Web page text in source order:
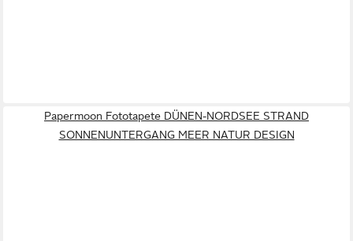
Papermoon Fototapete DÜNEN-NORDSEE STRAND
SONNENUNTERGANG MEER NATUR DESIGN